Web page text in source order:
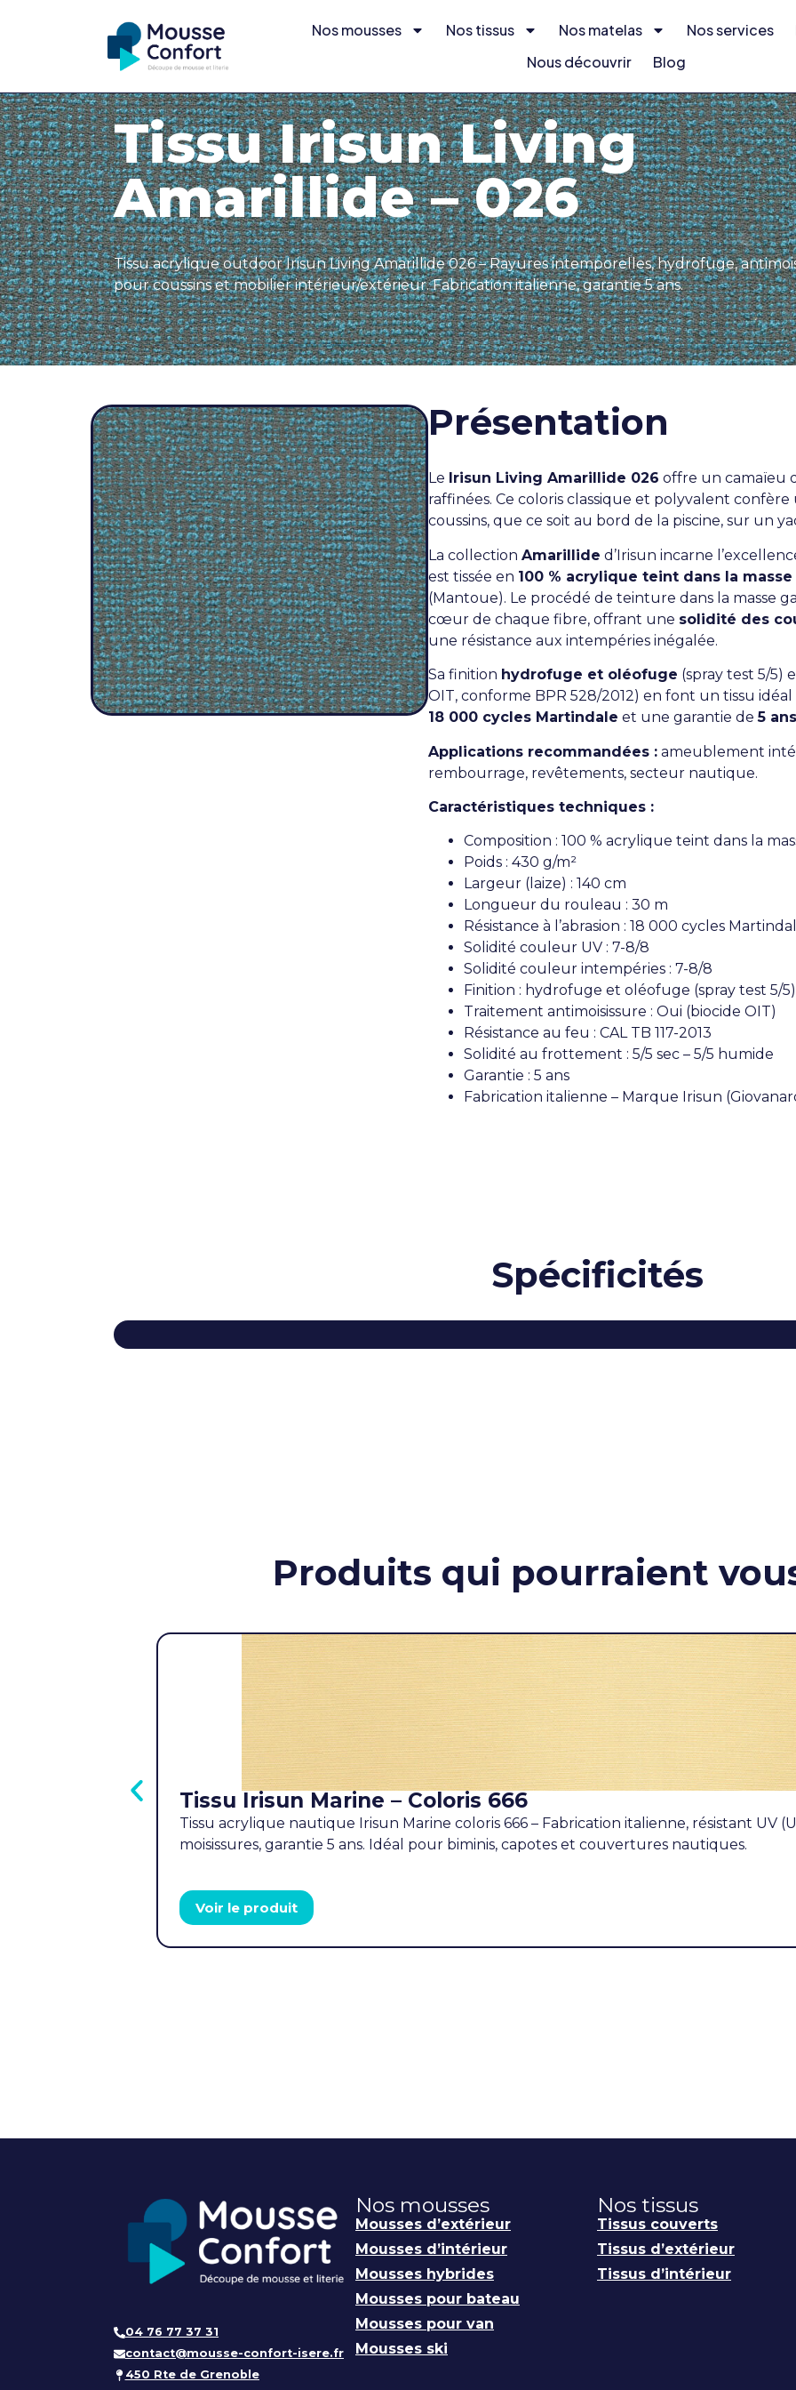
Nos mousses Nos tissus Nos matelas Nos services
Nous découvrir
Blog
Accueil/Irisun – Italian made textiles / Tissu Irisun Living Amarillide – 026
Tissu Irisun Living
Amarillide – 026
Tissu acrylique outdoor Irisun Living Amarillide 026 – Rayures intemporelles, hydrofuge,
pour coussins et mobilier intérieur/extérieur. Fabrication italienne, garantie 5 ans.
Présentation
Le Irisun Living Amarillide 026 offre un camaïeu
raffinées. Ce coloris classique et polyvalent confère
coussins, que ce soit au bord de la piscine, sur un
La collection Amarillide d’Irisun incarne
est tissée en 100 % acrylique teint dans la masse
(Mantoue). Le procédé de teinture dans la masse
cœur de chaque fibre, offrant une solidité des
une résistance aux intempéries inégalée.
Sa finition hydrofuge et oléofuge (spray test 5/5)
OIT, conforme BPR 528/2012) en font un tissu
18 000 cycles Martindale et une garantie de5 ans
Applications recommandées :ameublement
rembourrage, revêtements, secteur nautique.
Caractéristiques techniques :
Composition : 100 % acrylique teint dans la
Poids : 430 g/m²
Largeur (laize) : 140 cm
Longueur du rouleau : 30 m
Résistance à l’abrasion : 18 000 cycles
Solidité couleur UV : 7-8/8
Solidité couleur intempéries : 7-8/8
Finition : hydrofuge et oléofuge (spray test 5/5)
Traitement antimoisissure : Oui (biocide OIT)
Résistance au feu : CAL TB 117-2013
Solidité au frottement : 5/5 sec – 5/5 humide
Garantie : 5 ans
Fabrication italienne – Marque Irisun
Spécificités
Produits qui pourraient
Tissu Irisun Marine – Coloris 666
Tissu acrylique nautique Irisun Marine coloris 666 – Fabrication italienne, résistant UV
moisissures, garantie 5 ans. Idéal pour biminis, capotes et couvertures nautiques.
Voir le produit
04 76 77 37 31
contact@mousse-confort-isere.fr
450 Rte de Grenoble
Nos mousses
Mousses d’extérieur
Mousses d’intérieur
Mousses hybrides
Mousses pour bateau
Mousses pour van
Mousses ski
Nos tissus
Tissus couverts
Tissus d’extérieur
Tissus d’intérieur